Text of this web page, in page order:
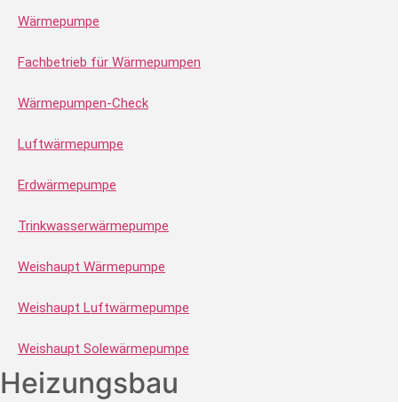
Wärmepumpe
Fachbetrieb für Wärmepumpen
Wärmepumpen-Check
Luftwärmepumpe
Erdwärmepumpe
Trinkwasserwärmepumpe
Weishaupt Wärmepumpe
Weishaupt Luftwärmepumpe
Weishaupt Solewärmepumpe
Heizungsbau